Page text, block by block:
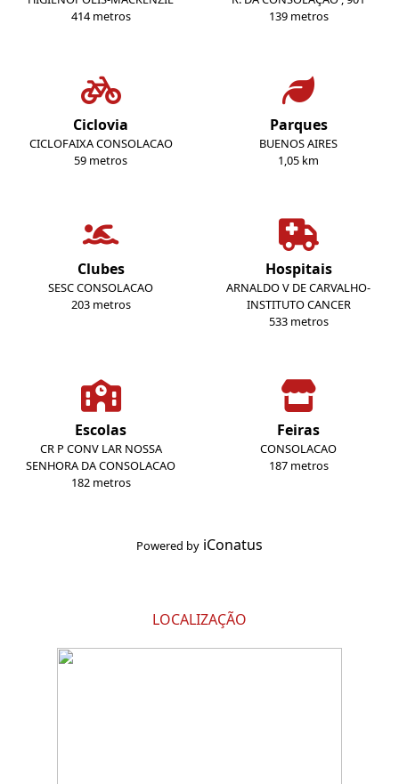
414 metros
139 metros
Ciclovia
CICLOFAIXA CONSOLACAO
59 metros
Parques
BUENOS AIRES
1,05 km
Clubes
SESC CONSOLACAO
203 metros
Hospitais
ARNALDO V DE CARVALHO-
INSTITUTO CANCER
533 metros
Escolas
CR P CONV LAR NOSSA
SENHORA DA CONSOLACAO
182 metros
Feiras
CONSOLACAO
187 metros
Powered by iConatus
LOCALIZAÇÃO